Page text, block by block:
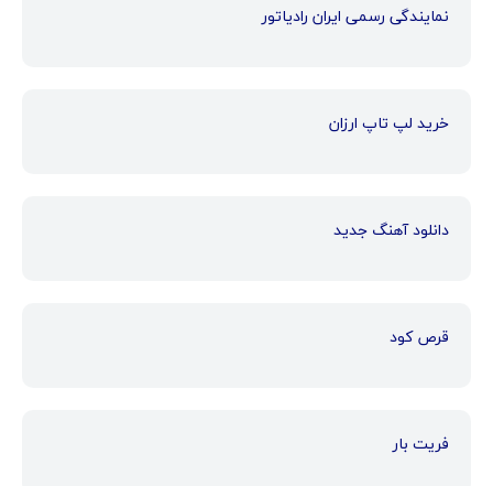
نمایندگی رسمی ایران رادیاتور
خرید لپ تاپ ارزان
دانلود آهنگ جدید
قرص کود
فریت بار